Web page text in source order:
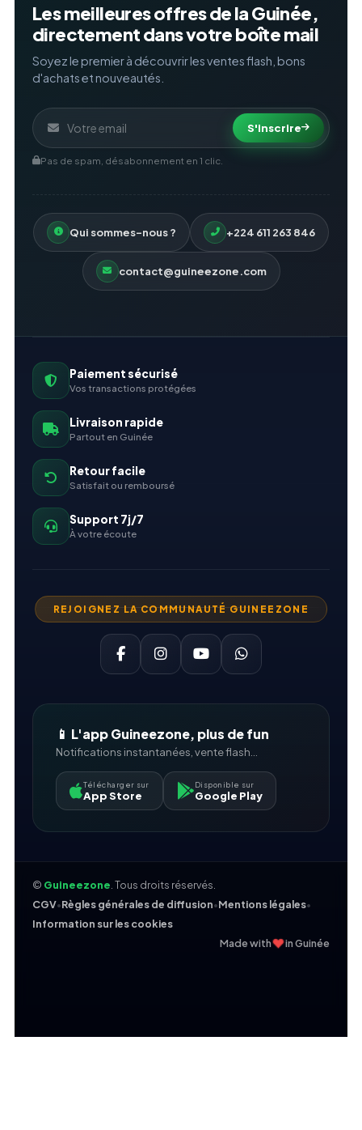
Les meilleures offres de la Guinée,
directement dans votre boîte mail
Soyez le premier à découvrir les ventes flash, bons
d'achats et nouveautés.
S'inscrire
Pas de spam, désabonnement en 1 clic.
Qui sommes-nous ? +224 611 263 846
contact@guineezone.com
Paiement sécurisé
Vos transactions protégées
Livraison rapide
Partout en Guinée
Retour facile
Satisfait ou remboursé
Support 7j/7
À votre écoute
REJOIGNEZ LA COMMUNAUTÉ GUINEEZONE
📱 L'app Guineezone, plus de fun
Notifications instantanées, vente flash...
Télécharger sur
App Store
Disponible sur
Google Play
© Guineezone . Tous droits réservés.
CGV•Règles générales de diffusion•Mentions légales•
Information sur les cookies
Made with❤in Guinée